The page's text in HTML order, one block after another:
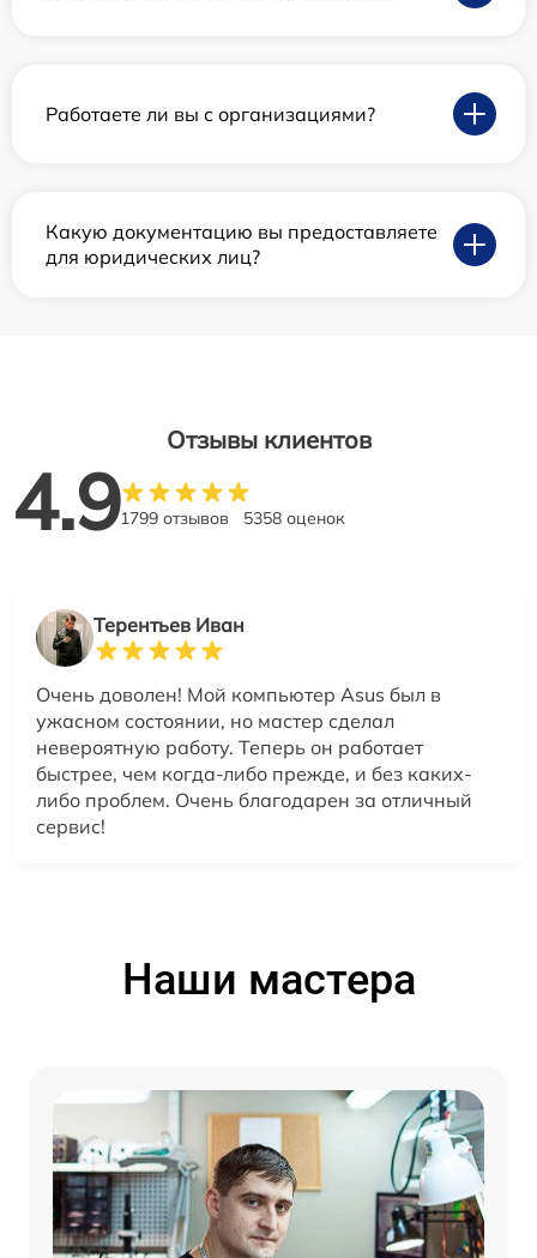
Работаете ли вы с организациями?
Какую документацию вы предоставляете
для юридических лиц?
Отзывы клиентов
4.91799 отзывов 5358 оценок
Терентьев Иван
Очень доволен! Мой компьютер Asus был в
ужасном состоянии, но мастер сделал
невероятную работу. Теперь он работает
быстрее, чем когда-либо прежде, и без каких-
либо проблем. Очень благодарен за отличный
сервис!
Наши мастера